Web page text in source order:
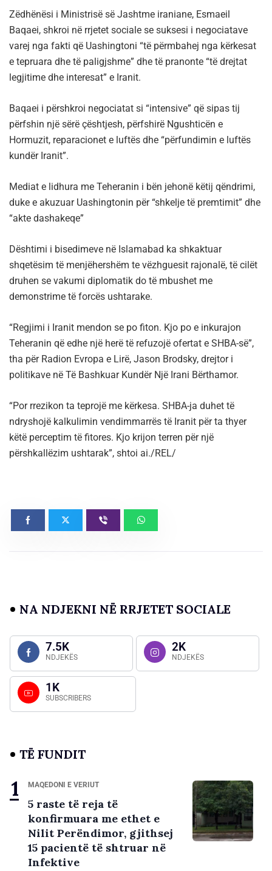
Zëdhënësi i Ministrisë së Jashtme iraniane, Esmaeil
Baqaei, shkroi në rrjetet sociale se suksesi i negociatave
varej nga fakti që Uashingtoni “të përmbahej nga kërkesat
e tepruara dhe të paligjshme” dhe të pranonte “të drejtat
legjitime dhe interesat” e Iranit.
Baqaei i përshkroi negociatat si “intensive” që sipas tij
përfshin një sërë çështjesh, përfshirë Ngushticën e
Hormuzit, reparacionet e luftës dhe “përfundimin e luftës
kundër Iranit”.
Mediat e lidhura me Teheranin i bën jehonë këtij qëndrimi,
duke e akuzuar Uashingtonin për “shkelje të premtimit” dhe
“akte dashakeqe”
Dështimi i bisedimeve në Islamabad ka shkaktuar
shqetësim të menjëhershëm te vëzhguesit rajonalë, të cilët
druhen se vakumi diplomatik do të mbushet me
demonstrime të forcës ushtarake.
“Regjimi i Iranit mendon se po fiton. Kjo po e inkurajon
Teheranin që edhe një herë të refuzojë ofertat e SHBA-së”,
tha për Radion Evropa e Lirë, Jason Brodsky, drejtor i
politikave në Të Bashkuar Kundër Një Irani Bërthamor.
“Por rrezikon ta teprojë me kërkesa. SHBA-ja duhet të
ndryshojë kalkulimin vendimmarrës të Iranit për ta thyer
këtë perceptim të fitores. Kjo krijon terren për një
përshkallëzim ushtarak”, shtoi ai./REL/
NA NDJEKNI NË RRJETET SOCIALE
7.5K
NDJEKËS
2K
NDJEKËS
1K
SUBSCRIBERS
TË FUNDIT
MAQEDONI E VERIUT
5 raste të reja të
konfirmuara me ethet e
Nilit Perëndimor, gjithsej
15 pacientë të shtruar në
Infektive